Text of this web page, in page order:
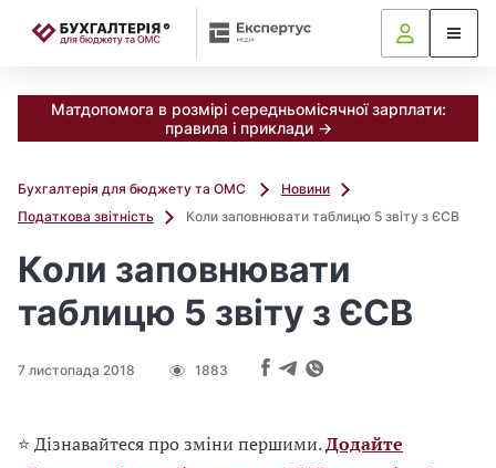
Матдопомога в розмірі середньомісячної зарплати:
правила і приклади →
Бухгалтерія для бюджету та ОМС
Новини
Податкова звітність
Коли заповнювати таблицю 5 звіту з ЄСВ
Коли заповнювати
таблицю 5 звіту з ЄСВ
7 листопада 2018 1883
⭐ Дізнавайтеся про зміни першими.Додайте